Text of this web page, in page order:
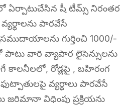
ఏర్పాటుచేసిన షీ టీమ్స్ నిరంతర
పారవేసే
గుర్తించి 1000/-
వారి వ్యాపార లైసెన్సులను
కాలనీలలో, రోడ్లపై , బహిరంగ
వ్యర్ధాలు పారవేసే
విధింపు ప్రక్రియను